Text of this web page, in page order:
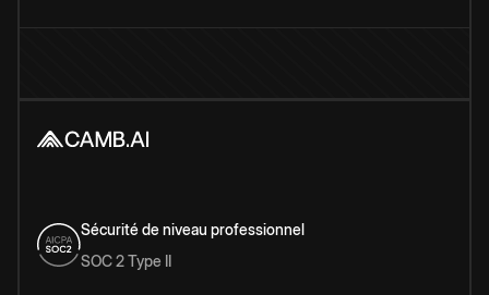
Sécurité de niveau professionnel
SOC 2 Type II